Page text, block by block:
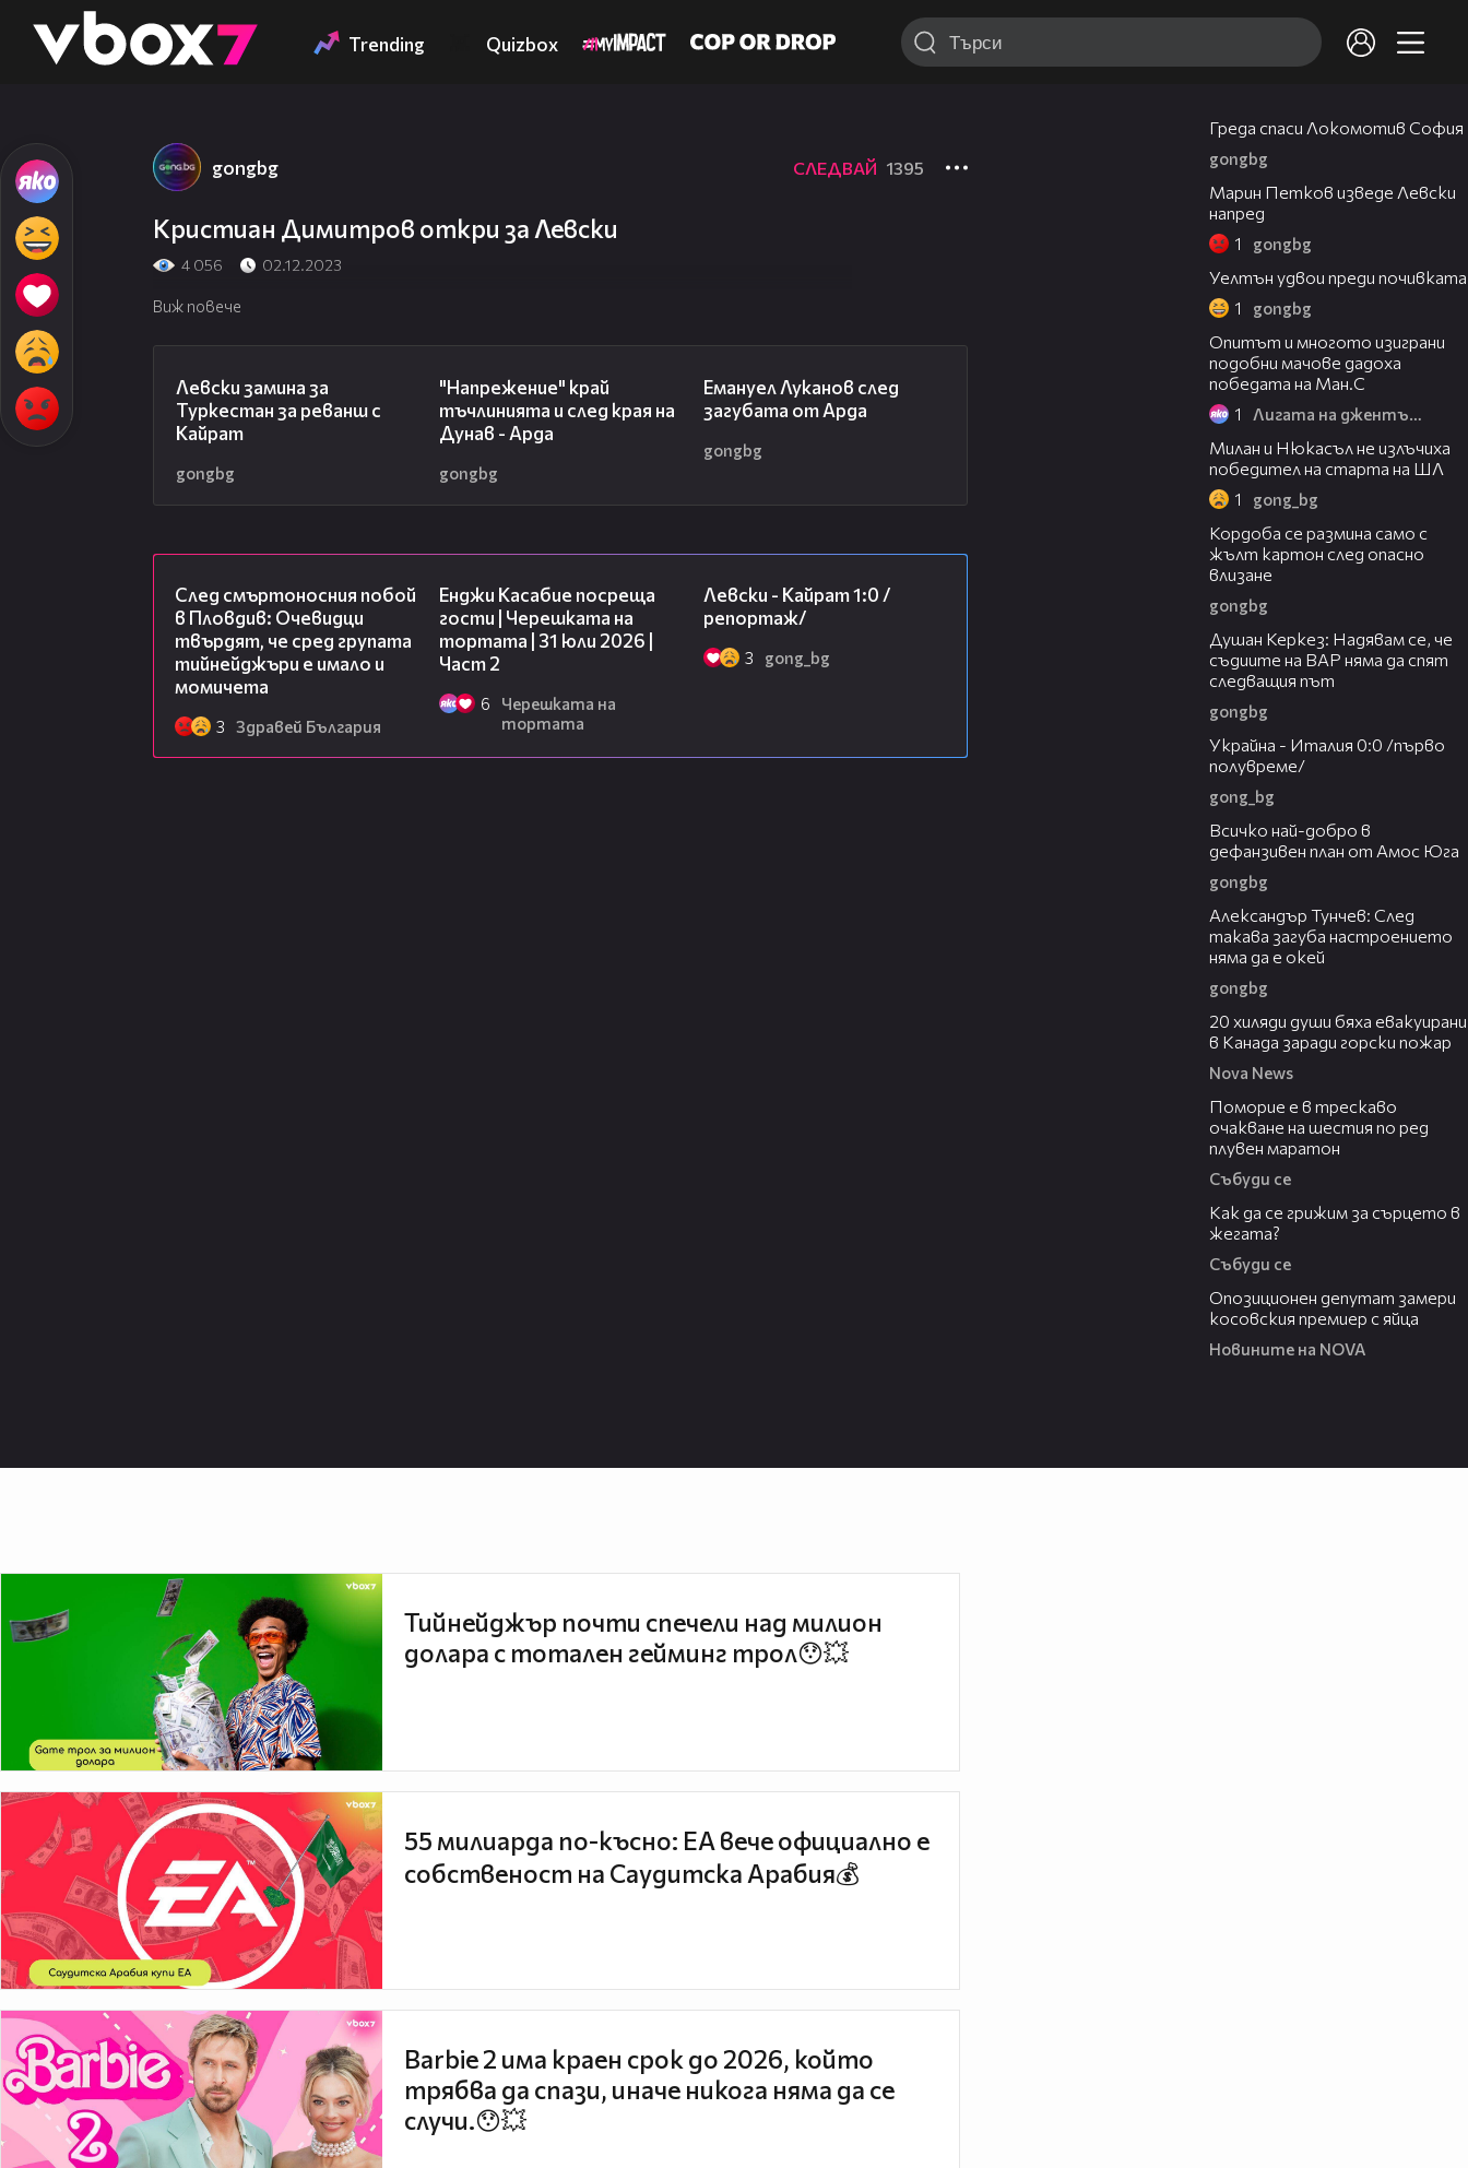
👾 Trending Quizbox
gongbg СЛЕДВАЙ 1395
Кристиан Димитров откри за Левски
4 056 02.12.2023
Виж повече
Левски замина за
Туркестан за реванш с
Кайрат
gongbg
"Напрежение" край
тъчлинията и след края на
Дунав - Арда
gongbg
Емануел Луканов след
загубата от Арда
gongbg
След смъртоносния побой
в Пловдив: Очевидци
твърдят, че сред групата
тийнейджъри е имало и
момичета
3 Здравей България
Енджи Касабие посреща
гости | Черешката на
тортата | 31 юли 2026 |
Част 2
6
Черешката на
тортата
Левски - Кайрат 1:0 /
репортаж/
3 gong_bg
Греда спаси Локомотив София
gongbg
Марин Петков изведе Левски
напред
1 gongbg
Уелтън удвои преди почивката
1 gongbg
Опитът и многото изиграни
подобни мачове дадоха
победата на Ман.С
1 Лигата на джентълмените
Милан и Нюкасъл не излъчиха
победител на старта на ШЛ
1 gong_bg
Кордоба се размина само с
жълт картон след опасно
влизане
gongbg
Душан Керкез: Надявам се, че
съдиите на ВАР няма да спят
следващия път
gongbg
Украйна - Италия 0:0 /първо
полувреме/
gong_bg
Всичко най-добро в
дефанзивен план от Амос Юга
gongbg
Александър Тунчев: След
такава загуба настроението
няма да е окей
gongbg
20 хиляди души бяха евакуирани
в Канада заради горски пожар
Nova News
Поморие е в трескаво
очакване на шестия по ред
плувен маратон
Събуди се
Как да се грижим за сърцето в
жегата?
Събуди се
Опозиционен депутат замери
косовския премиер с яйца
Новините на NOVA
Тийнейджър почти спечели над милион
долара с тотален гейминг трол😯💥
55 милиарда по-късно: EA вече официално е
собственост на Саудитска Арабия💰
Barbie 2 има краен срок до 2026, който
трябва да спази, иначе никога няма да се
случи.😯💥